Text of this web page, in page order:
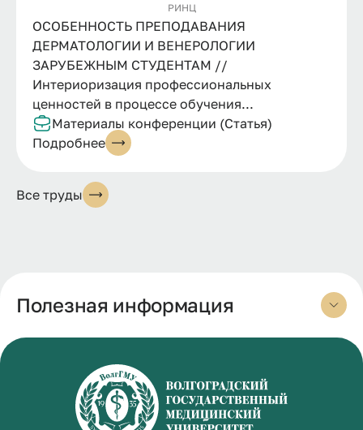
РИНЦ
ОСОБЕННОСТЬ ПРЕПОДАВАНИЯ
ДЕРМАТОЛОГИИ И ВЕНЕРОЛОГИИ
ЗАРУБЕЖНЫМ СТУДЕНТАМ //
Интериоризация профессиональных
ценностей в процессе обучения...
Материалы конференции (Статья)
Подробнее
Все труды
Полезная информация